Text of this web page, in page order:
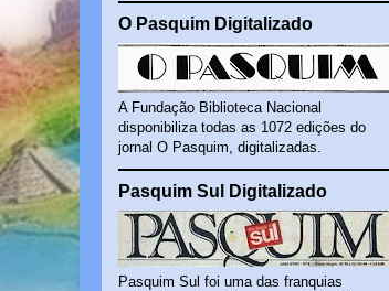
O Pasquim Digitalizado
A Fundação Biblioteca Nacional
disponibiliza todas as 1072 edições do
jornal O Pasquim, digitalizadas.
Pasquim Sul Digitalizado
Pasquim Sul foi uma das franquias